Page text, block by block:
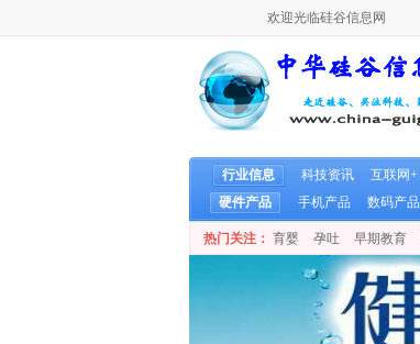
欢迎光临硅谷信息网
行业信息 科技资讯 互联网+
硬件产品
手机产品 数码产品
热门关注： 育婴 孕吐 早期教育